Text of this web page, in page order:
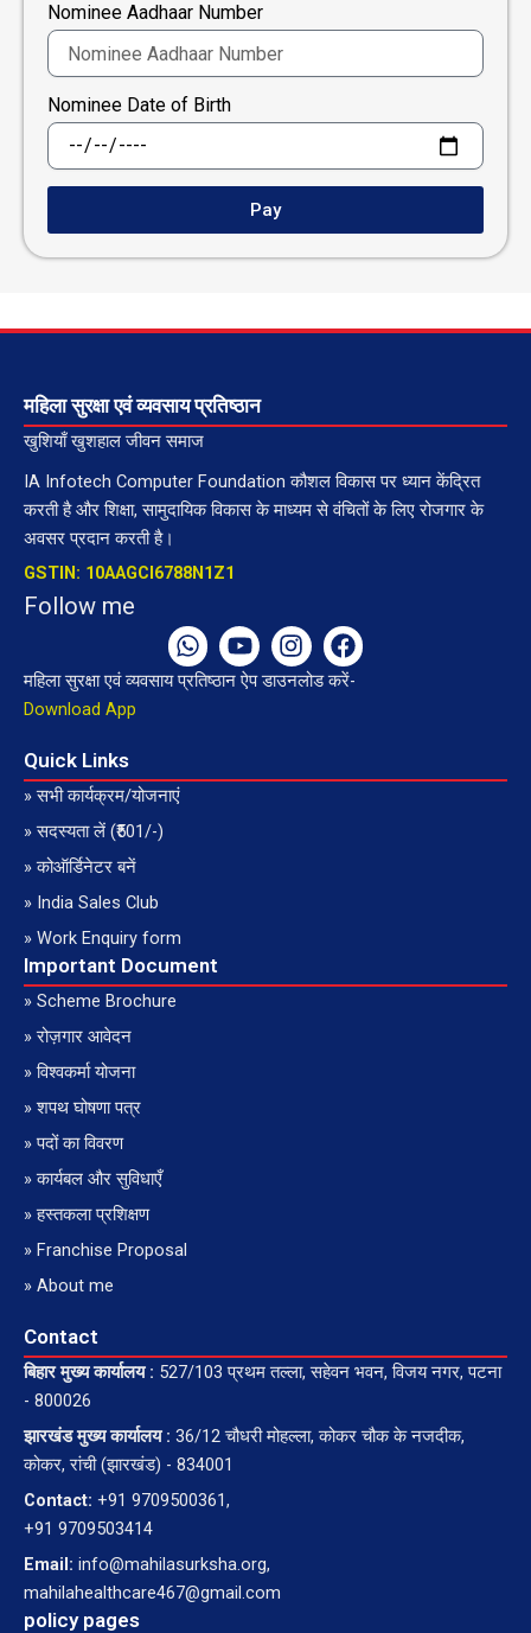
Nominee Aadhaar Number
Nominee Date of Birth
Pay
महिला सुरक्षा एवं व्यवसाय प्रतिष्ठान
खुशियाँ खुशहाल जीवन समाज
IA Infotech Computer Foundation कौशल विकास पर ध्यान केंद्रित
करती है और शिक्षा, सामुदायिक विकास के माध्यम से वंचितों के लिए रोजगार के
अवसर प्रदान करती है।
GSTIN: 10AAGCI6788N1Z1
Follow me
W
h
a
p
Y
o
u
e
I
n
s
r
F
a
c
o
महिला सुरक्षा एवं व्यवसाय प्रतिष्ठान ऐप डाउनलोड करें-
Download App
Quick Links
» सभी कार्यक्रम/योजनाएं
» सदस्यता लें (₹501/-)
» कोऑर्डिनेटर बनें
» India Sales Club
» Work Enquiry form
Important Document
» Scheme Brochure
» रोज़गार आवेदन
» विश्वकर्मा योजना
» शपथ घोषणा पत्र
» पदों का विवरण
» कार्यबल और सुविधाएँ
» हस्तकला प्रशिक्षण
» Franchise Proposal
» About me
Contact
बिहार मुख्य कार्यालय : 527/103 प्रथम तल्ला, सहेवन भवन, विजय नगर, पटना
- 800026
झारखंड मुख्य कार्यालय : 36/12 चौधरी मोहल्ला, कोकर चौक के नजदीक,
कोकर, रांची (झारखंड) - 834001
Contact: +91 9709500361,
+91 9709503414
Email: info@mahilasurksha.org,
mahilahealthcare467@gmail.com
policy pages